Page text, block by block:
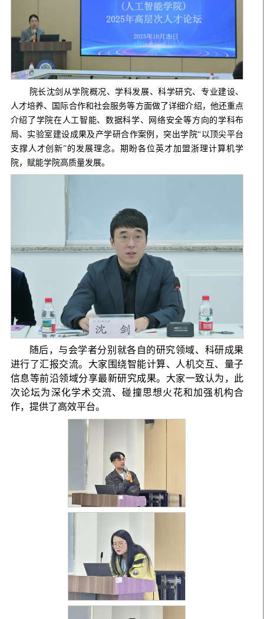
院长沈剑从学院概况、学科发展、科学研究、专业建设、
人才培养、国际合作和社会服务等方面做了详细介绍，他还重点
介绍了学院在人工智能、数据科学、网络安全等方向的学科布
局、实验室建设成果及产学研合作案例，突出学院“以顶尖平台
支撑人才创新”的发展理念。期盼各位英才加盟浙理计算机学
院，赋能学院高质量发展。
随后，与会学者分别就各自的研究领域、科研成果
进行了汇报交流。大家围绕智能计算、人机交互、量子
信息等前沿领域分享最新研究成果。大家一致认为，此
次论坛为深化学术交流、碰撞思想火花和加强机构合
作，提供了高效平台。